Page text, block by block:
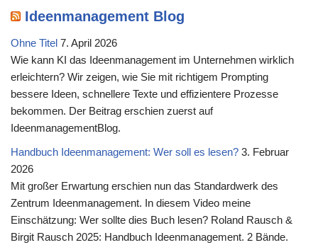
Ideenmanagement Blog
Ohne Titel 7. April 2026
Wie kann KI das Ideenmanagement im Unternehmen wirklich
erleichtern? Wir zeigen, wie Sie mit richtigem Prompting
bessere Ideen, schnellere Texte und effizientere Prozesse
bekommen. Der Beitrag erschien zuerst auf
IdeenmanagementBlog.
Handbuch Ideenmanagement: Wer soll es lesen? 3. Februar
2026
Mit großer Erwartung erschien nun das Standardwerk des
Zentrum Ideenmanagement. In diesem Video meine
Einschätzung: Wer sollte dies Buch lesen? Roland Rausch &
Birgit Rausch 2025: Handbuch Ideenmanagement. 2 Bände.